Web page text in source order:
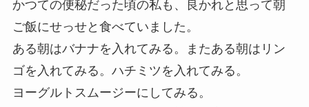
かつての便秘だった頃の私も、良かれと思って朝
ご飯にせっせと食べていました。
ある朝はバナナを入れてみる。またある朝はリン
ゴを入れてみる。ハチミツを入れてみる。
ヨーグルトスムージーにしてみる。